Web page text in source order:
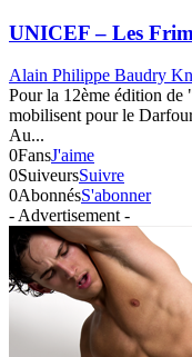
UNICEF – Les
Alain Philippe Baudry
Pour la 12ème édition de
mobilisent pour le
Au...
0FansJ'aime
0SuiveursSuivre
0AbonnésS'abonner
- Advertisement -